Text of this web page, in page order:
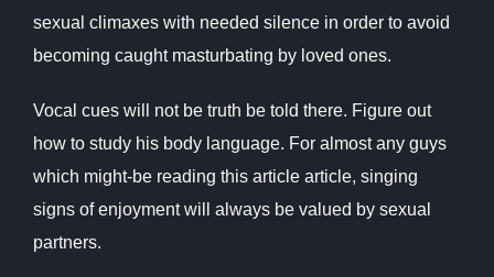
sexual climaxes with needed silence in order to avoid
becoming caught masturbating by loved ones.
Vocal cues will not be truth be told there. Figure out
how to study his body language. For almost any guys
which might-be reading this article article, singing
signs of enjoyment will always be valued by sexual
partners.